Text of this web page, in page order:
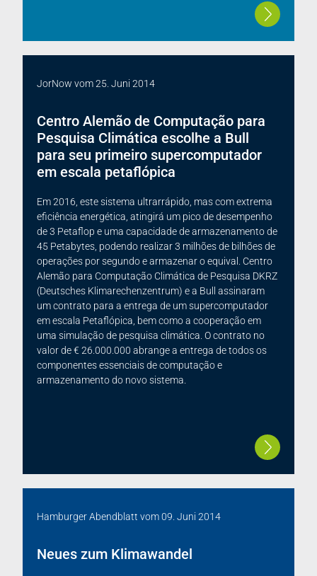
JorNow vom25. Juni 2014
Centro Alemão de Computação para
Pesquisa Climática escolhe a Bull
para seu primeiro supercomputador
em escala petaflópica
Em 2016, este sistema ultrarrápido, mas com extrema
eficiência energética, atingirá um pico de desempenho
de 3 Petaflop e uma capacidade de armazenamento de
45 Petabytes, podendo realizar 3 milhões de bilhões de
operações por segundo e armazenar o equival. Centro
Alemão para Computação Climática de Pesquisa DKRZ
(Deutsches Klimarechenzentrum) e a Bull assinaram
um contrato para a entrega de um supercomputador
em escala Petaflópica, bem como a cooperação em
uma simulação de pesquisa climática. O contrato no
valor de € 26.000.000 abrange a entrega de todos os
componentes essenciais de computação e
armazenamento do novo sistema.
Hamburger Abendblatt vom09. Juni 2014
Neues zum Klimawandel